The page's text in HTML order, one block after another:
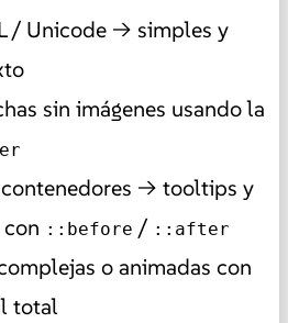
/ Unicode → simples y
sin imágenes usando la
contenedores → tooltips y
::before / ::after
o animadas con
total